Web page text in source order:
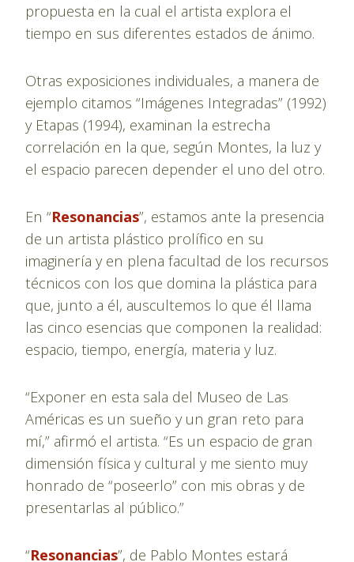
propuesta en la cual el artista explora el
tiempo en sus diferentes estados de ánimo.
Otras exposiciones individuales, a manera de
ejemplo citamos “Imágenes Integradas” (1992)
y Etapas (1994), examinan la estrecha
correlación en la que, según Montes, la luz y
el espacio parecen depender el uno del otro.
En “Resonancias”, estamos ante la presencia
de un artista plástico prolífico en su
imaginería y en plena facultad de los recursos
técnicos con los que domina la plástica para
que, junto a él, auscultemos lo que él llama
las cinco esencias que componen la realidad:
espacio, tiempo, energía, materia y luz.
“Exponer en esta sala del Museo de Las
Américas es un sueño y un gran reto para
mí,” afirmó el artista. “Es un espacio de gran
dimensión física y cultural y me siento muy
honrado de “poseerlo” con mis obras y de
presentarlas al público.”
“Resonancias”, de Pablo Montes estará